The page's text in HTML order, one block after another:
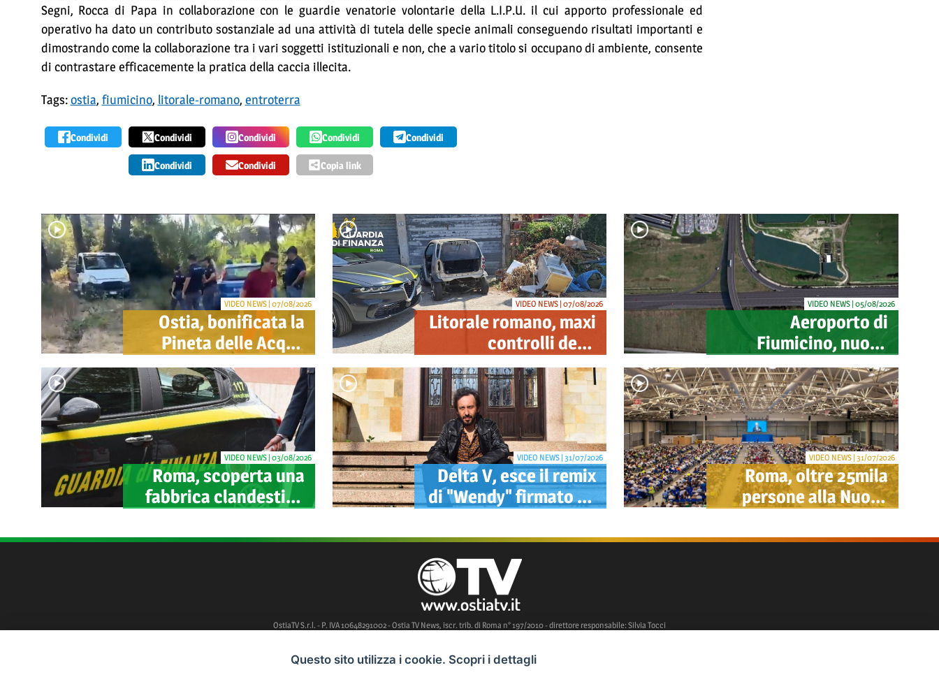
Segni, Rocca di Papa in collaborazione con le guardie venatorie volontarie della L.I.P.U. il cui apporto professionale ed
operativo ha dato un contributo sostanziale ad una attività di tutela delle specie animali conseguendo risultati importanti e
dimostrando come la collaborazione tra i vari soggetti istituzionali e non, che a vario titolo si occupano di ambiente, consente
di contrastare efficacemente la pratica della caccia illecita.
Tags:ostia, fiumicino, litorale-romano, entroterra
Condividi Condividi Condividi Condividi Condividi
Condividi Condividi Copia link
Ostia, bonificata la
Pineta delle Acque
Rosse: via gli
accampamenti
abusivi
VIDEO NEWS | 07/08/2026
Litorale romano, maxi
controlli della
Guardia di Finanza:
sequestrati droga,
armi e ricambi di auto
rubate
VIDEO NEWS | 07/08/2026
Aeroporto di
Fiumicino, nuovo
svincolo per Cargo
City e Lunga Sosta:
investimento ADR da
oltre 40 milioni
VIDEO NEWS | 05/08/2026
Roma, scoperta una
fabbrica clandestina
Trigoria: sequestrati
VIDEO NEWS | 03/08/2026
Delta V, esce il remix
di "Wendy" firmato da
anche il videoclip
VIDEO NEWS | 31/07/2026
Roma, oltre 25mila
persone alla Nuova
dei Testimoni di
VIDEO NEWS | 31/07/2026
OstiaTV S.r.l. - P. IVA 10648291002 - Ostia TV News, iscr. trib. di Roma n° 197/2010 - direttore responsabile: Silvia Tocci
Questo sito utilizza i cookie. Scopri i dettagli